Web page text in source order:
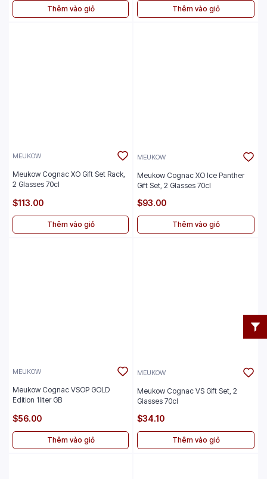
Thêm vào giỏ Thêm vào giỏ
MEUKOW
Meukow Cognac XO Gift Set Rack,
2 Glasses 70cl
$113.00
Thêm vào giỏ
MEUKOW
Meukow Cognac XO Ice Panther
Gift Set, 2 Glasses 70cl
$93.00
Thêm vào giỏ
MEUKOW
Meukow Cognac VSOP GOLD
Edition 1liter GB
$56.00
Thêm vào giỏ
MEUKOW
Meukow Cognac VS Gift Set, 2
Glasses 70cl
$34.10
Thêm vào giỏ